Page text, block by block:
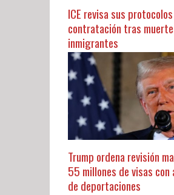
ICE revisa sus
contratación tras
inmigrantes
Trump ordena revisión
55 millones de visas con
de deportaciones